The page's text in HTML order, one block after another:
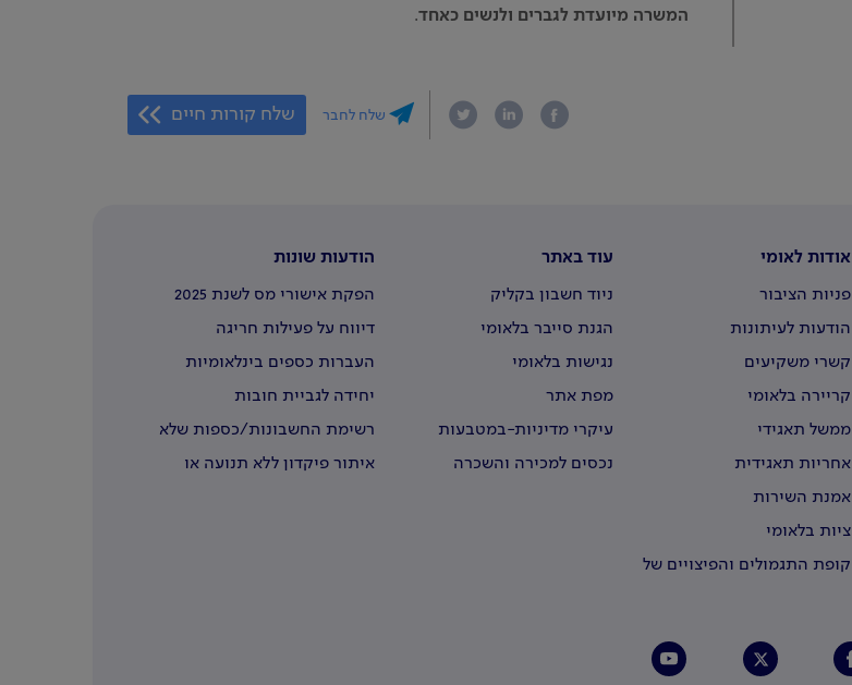
המשרה מיועדת לגברים ולנשים כאחד.
שלח לחבר שלח קורות חיים
אודות לאומי
פניות הציבור
הודעות לעיתונות
קשרי משקיעים
קריירה בלאומי
ממשל תאגידי
אחריות תאגידית
אמנת השירות
ציות בלאומי
קופת התגמולים והפיצויים של
עוד באתר
ניוד חשבון בקליק
הגנת סייבר בלאומי
נגישות בלאומי
מפת אתר
עיקרי מדיניות-במטבעות
וירטואליים
נכסים למכירה והשכרה
הודעות שונות
הפקת אישורי מס לשנת 2025
דיווח על פעילות חריגה
העברות כספים בינלאומיות
יחידה לגביית חובות
רשימת החשבונות/כספות שלא
איתור פיקדון ללא תנועה או